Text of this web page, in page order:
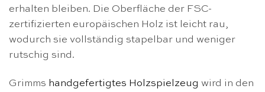
erhalten bleiben. Die Oberfläche der FSC-
zertifizierten europäischen Holz ist leicht rau,
wodurch sie vollständig stapelbar und weniger
rutschig sind.
Grimms handgefertigtes Holzspielzeug wird in den